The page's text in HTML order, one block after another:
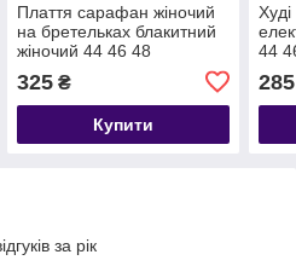
Плаття сарафан жіночий
на бретельках блакитний
жіночий 44 46 48
325₴
Купити
44
285
за рік